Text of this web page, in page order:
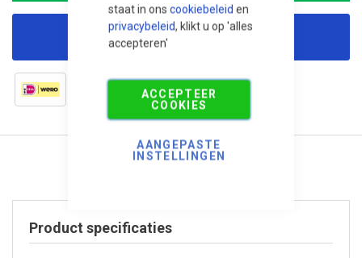
staat in ons cookiebeleid en
privacybeleid, klikt u op 'alles
accepteren'
ACCEPTEER
COOKIES
AANGEPASTE
INSTELLINGEN
Korting aanvragen
Product specificaties